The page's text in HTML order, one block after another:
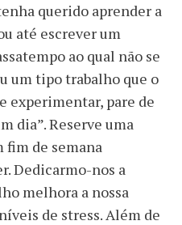
querido aprender a
até escrever um
ao qual não se
um tipo trabalho que o
experimentar, pare de
dia”. Reserve uma
fim de semana
Dedicarmo-nos a
melhora a nossa
de stress. Além de